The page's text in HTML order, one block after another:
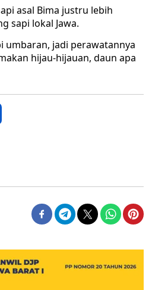
asal Bima justru lebih
sapi lokal Jawa.
umbaran, jadi perawatannya
hijau-hijauan, daun apa